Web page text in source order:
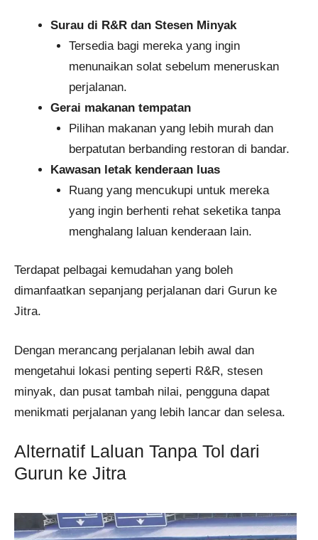
Surau di R&R dan Stesen Minyak
Tersedia bagi mereka yang ingin
menunaikan solat sebelum meneruskan
perjalanan.
Gerai makanan tempatan
Pilihan makanan yang lebih murah dan
berpatutan berbanding restoran di bandar.
Kawasan letak kenderaan luas
Ruang yang mencukupi untuk mereka
yang ingin berhenti rehat seketika tanpa
menghalang laluan kenderaan lain.
Terdapat pelbagai kemudahan yang boleh
dimanfaatkan sepanjang perjalanan dari Gurun ke
Jitra.
Dengan merancang perjalanan lebih awal dan
mengetahui lokasi penting seperti R&R, stesen
minyak, dan pusat tambah nilai, pengguna dapat
menikmati perjalanan yang lebih lancar dan selesa.
Alternatif Laluan Tanpa Tol dari
Gurun ke Jitra